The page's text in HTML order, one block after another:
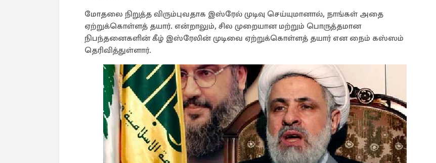
மோதலை நிறுத்த விரும்புவதாக இஸ்ரேல் முடிவு செய்யுமானால், நாங்கள் அதை
ஏற்றுக்கொள்ளத் தயார். என்றாலும், சில முறையான மற்றும் பொருத்தமான
நிபந்தனைகளின் கீழ் இஸ்ரேலின் முடிவை ஏற்றுக்கொள்ளத் தயார் என நைம் கஸ்ஸம்
தெரிவித்துள்ளார்.